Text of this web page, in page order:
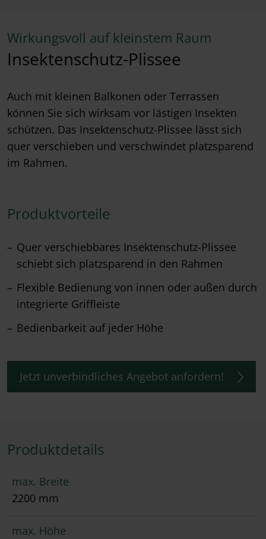
Wirkungsvoll auf kleinstem Raum
Insektenschutz-Plissee
Auch mit kleinen Balkonen oder Terrassen
können Sie sich wirksam vor lästigen Insekten
schützen. Das Insektenschutz-Plissee lässt sich
quer verschieben und verschwindet platzsparend
im Rahmen.
Produktvorteile
Quer verschiebbares Insektenschutz-Plissee
schiebt sich platzsparend in den Rahmen
Flexible Bedienung von innen oder außen durch
integrierte Griffleiste
Bedienbarkeit auf jeder Höhe
Jetzt unverbindliches Angebot anfordern!
Produktdetails
max. Breite
2200 mm
max. Höhe